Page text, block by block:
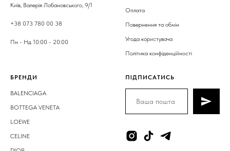
Київ, Валерія Лобановського, 9/1
+38 073 780 00 38
Пн - Нд 10:00 - 20:00
Оплата
Повернення та обмін
Угода користувача
Політика конфіденційності
БРЕНДИ
BALENCIAGA
BOTTEGA VENETA
LOEWE
CELINE
ПІДПИСАТИСЬ